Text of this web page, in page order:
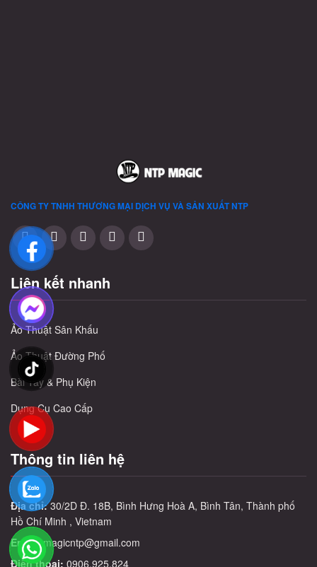
CÔNG TY TNHH THƯƠNG MẠI DỊCH VỤ VÀ SẢN XUẤTNTP
Liên kết nhanh
Ảo Thuật Sân Khấu
Ảo Thuật Đường Phố
Bài Tây & Phụ Kiện
Dụng Cụ Cao Cấp
Thông tin liên hệ
Địa chỉ:30/2D Đ. 18B, Bình Hưng Hoà A, Bình Tân, Thành phố
Hồ Chí Minh , Vietnam
Email:magicntp@gmail.com
Điện thoại: 0906.925.824